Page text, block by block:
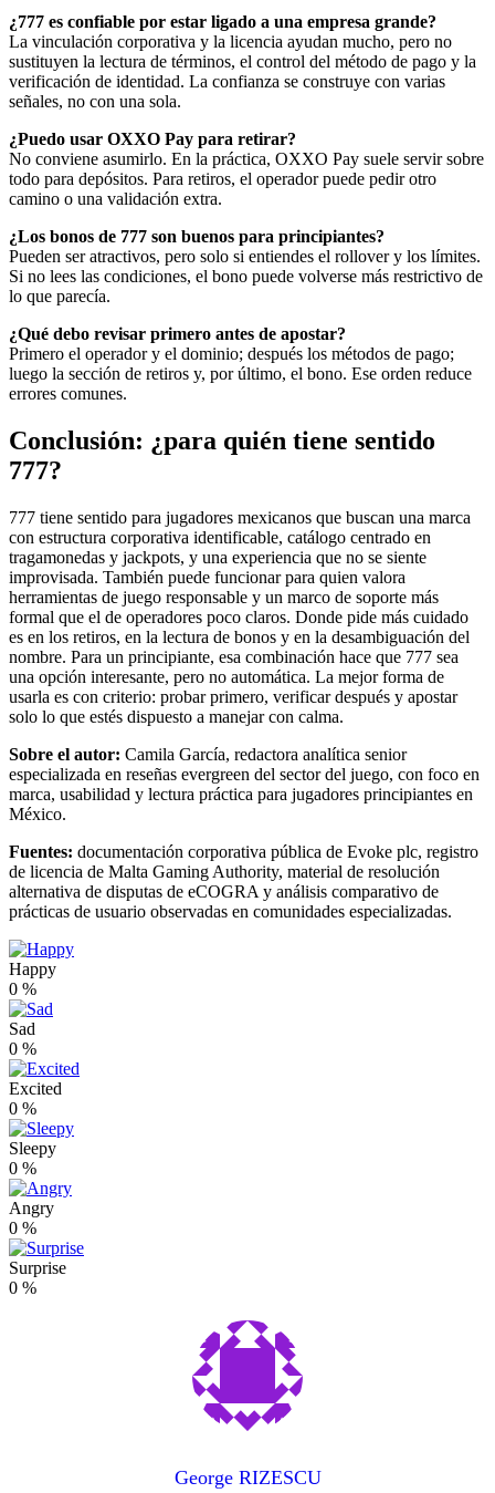
¿777 es confiable por estar ligado a una empresa grande?
La vinculación corporativa y la licencia ayudan mucho, pero no
sustituyen la lectura de términos, el control del método de pago y la
verificación de identidad. La confianza se construye con varias
señales, no con una sola.
¿Puedo usar OXXO Pay para retirar?
No conviene asumirlo. En la práctica, OXXO Pay suele servir sobre
todo para depósitos. Para retiros, el operador puede pedir otro
camino o una validación extra.
¿Los bonos de 777 son buenos para principiantes?
Pueden ser atractivos, pero solo si entiendes el rollover y los límites.
Si no lees las condiciones, el bono puede volverse más restrictivo de
lo que parecía.
¿Qué debo revisar primero antes de apostar?
Primero el operador y el dominio; después los métodos de pago;
luego la sección de retiros y, por último, el bono. Ese orden reduce
errores comunes.
Conclusión: ¿para quién tiene sentido
777?
777 tiene sentido para jugadores mexicanos que buscan una marca
con estructura corporativa identificable, catálogo centrado en
tragamonedas y jackpots, y una experiencia que no se siente
improvisada. También puede funcionar para quien valora
herramientas de juego responsable y un marco de soporte más
formal que el de operadores poco claros. Donde pide más cuidado
es en los retiros, en la lectura de bonos y en la desambiguación del
nombre. Para un principiante, esa combinación hace que 777 sea
una opción interesante, pero no automática. La mejor forma de
usarla es con criterio: probar primero, verificar después y apostar
solo lo que estés dispuesto a manejar con calma.
Sobre el autor: Camila García, redactora analítica senior
especializada en reseñas evergreen del sector del juego, con foco en
marca, usabilidad y lectura práctica para jugadores principiantes en
México.
Fuentes: documentación corporativa pública de Evoke plc, registro
de licencia de Malta Gaming Authority, material de resolución
alternativa de disputas de eCOGRA y análisis comparativo de
prácticas de usuario observadas en comunidades especializadas.
Happy
0 %
Sad
0 %
Excited
0 %
Sleepy
0 %
Angry
0 %
Surprise
0 %
George RIZESCU